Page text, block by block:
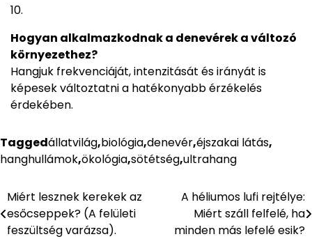
Hogyan alkalmazkodnak a denevérek a változó
környezethez?
Hangjuk frekvenciáját, intenzitását és irányát is
képesek változtatni a hatékonyabb érzékelés
érdekében.
Taggedállatvilág,biológia,denevér,éjszakai látás,
hanghullámok,ökológia,sötétség,ultrahang
Bejegyzés
navigáció
Miért lesznek kerekek az
esőcseppek? (A felületi
feszültség varázsa).
A héliumos lufi rejtélye:
Miért száll felfelé, ha
minden más lefelé esik?